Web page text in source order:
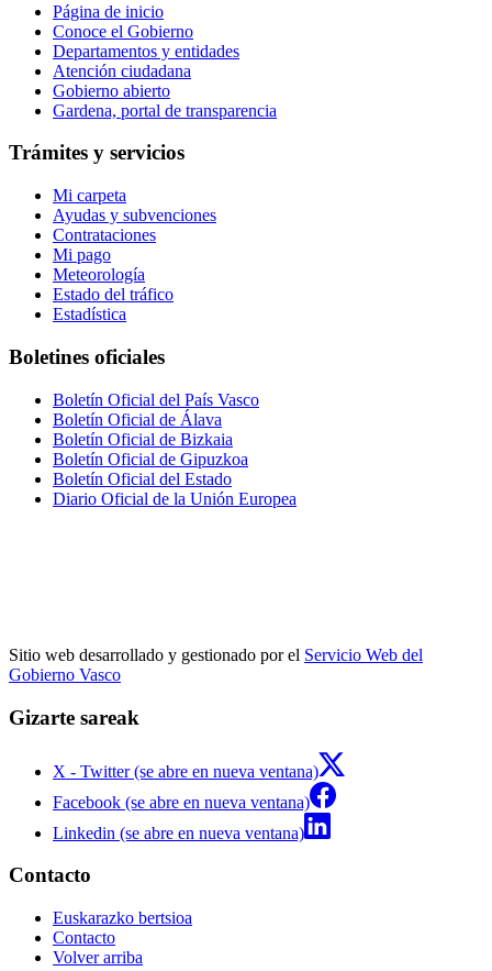
Página de inicio
Conoce el Gobierno
Departamentos y entidades
Atención ciudadana
Gobierno abierto
Gardena, portal de transparencia
Trámites y servicios
Mi carpeta
Ayudas y subvenciones
Contrataciones
Mi pago
Meteorología
Estado del tráfico
Estadística
Boletines oficiales
Boletín Oficial del País Vasco
Boletín Oficial de Álava
Boletín Oficial de Bizkaia
Boletín Oficial de Gipuzkoa
Boletín Oficial del Estado
Diario Oficial de la Unión Europea
Sitio web desarrollado y gestionado por el Servicio Web del
Gobierno Vasco
Gizarte sareak
X - Twitter (se abre en nueva ventana)
Facebook (se abre en nueva ventana)
Linkedin (se abre en nueva ventana)
Contacto
Euskarazko bertsioa
Contacto
Volver arriba